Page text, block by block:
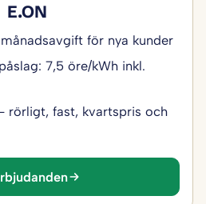
E.ON
för nya kunder
7,5 öre/kWh inkl.
rörligt, fast, kvartspris och